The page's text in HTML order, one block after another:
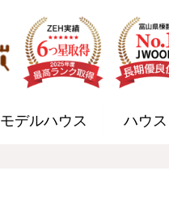
モデルハウス ハウ